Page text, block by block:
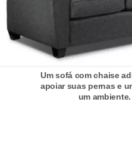
Um sofá com chaise
apoiar suas pernas e
um
d
o